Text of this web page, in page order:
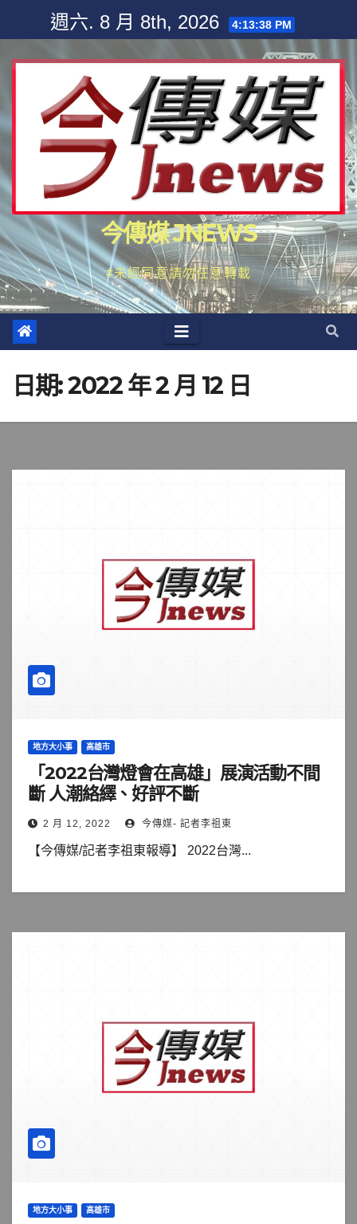
content
週六. 8 月 8th, 2026 4:13:40 PM
今傳媒 JNEWS
#未經同意請勿任意轉載
日期:2022 年 2 月 12 日
地方大小事 高雄市
「2022台灣燈會在高雄」展演活動不間
斷 人潮絡繹、好評不斷
2 月 12, 2022 今傳媒- 記者李祖東
【今傳媒/記者李祖東報導】 2022台灣...
地方大小事 高雄市